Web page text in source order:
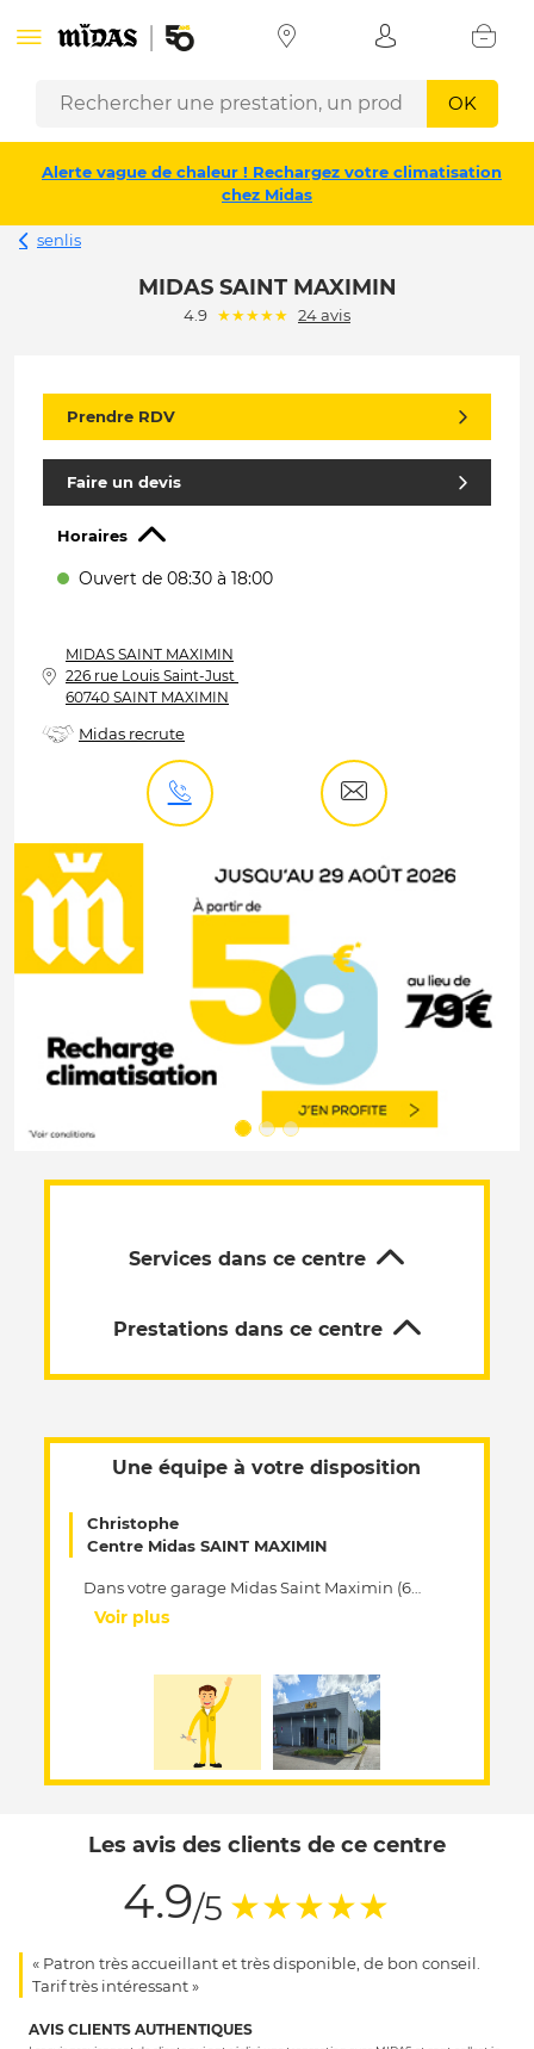
OK
Alerte vague de chaleur ! Rechargez votre climatisation
chez Midas
senlis
MIDAS SAINT MAXIMIN
4.9 (*)
★(*)
★(*)
★(*)
★(*)
★ 24 avis
Prendre RDV
Faire un devis
Horaires
Ouvert de 08:30 à 18:00
MIDAS SAINT MAXIMIN
226 rue Louis Saint-Just
60740 SAINT MAXIMIN
Midas recrute
Services dans ce centre
Prestations dans ce centre
Une équipe à votre disposition
Christophe
Centre Midas SAINT MAXIMIN
Voir plus
Les avis des clients de ce centre
4.9/5 ★★★★★
« Patron très accueillant et très disponible, de bon conseil.
Tarif très intéressant »
AVIS CLIENTS AUTHENTIQUES